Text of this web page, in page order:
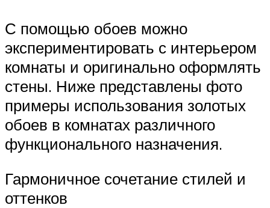
С помощью обоев можно
экспериментировать с интерьером
комнаты и оригинально оформлять
стены. Ниже представлены фото
примеры использования золотых
обоев в комнатах различного
функционального назначения.
Гармоничное сочетание стилей и
оттенков